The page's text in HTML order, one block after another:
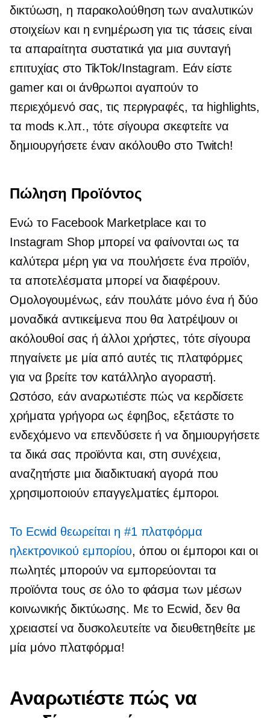
δικτύωση, η παρακολούθηση των αναλυτικών
στοιχείων και η ενημέρωση για τις τάσεις είναι
τα απαραίτητα συστατικά για μια συνταγή
επιτυχίας στο TikTok/Instagram. Εάν είστε
gamer και οι άνθρωποι αγαπούν το
περιεχόμενό σας, τις περιγραφές, τα highlights,
τα mods κ.λπ., τότε σίγουρα σκεφτείτε να
δημιουργήσετε έναν ακόλουθο στο Twitch!
Πώληση Προϊόντος
Ενώ το Facebook Marketplace και το
Instagram Shop μπορεί να φαίνονται ως τα
καλύτερα μέρη για να πουλήσετε ένα προϊόν,
τα αποτελέσματα μπορεί να διαφέρουν.
Ομολογουμένως, εάν πουλάτε μόνο ένα ή δύο
μοναδικά αντικείμενα που θα λατρέψουν οι
ακόλουθοί σας ή άλλοι χρήστες, τότε σίγουρα
πηγαίνετε με μία από αυτές τις πλατφόρμες
για να βρείτε τον κατάλληλο αγοραστή.
Ωστόσο, εάν αναρωτιέστε πώς να κερδίσετε
χρήματα γρήγορα ως έφηβος, εξετάστε το
ενδεχόμενο να επενδύσετε ή να δημιουργήσετε
τα δικά σας προϊόντα και, στη συνέχεια,
αναζητήστε μια διαδικτυακή αγορά που
χρησιμοποιούν επαγγελματίες έμποροι.
Το Ecwid θεωρείται η #1 πλατφόρμα
ηλεκτρονικού εμπορίου, όπου οι έμποροι και οι
πωλητές μπορούν να εμπορεύονται τα
προϊόντα τους σε όλο το φάσμα των μέσων
κοινωνικής δικτύωσης. Με το Ecwid, δεν θα
χρειαστεί να δυσκολευτείτε να διευθετηθείτε με
μία μόνο πλατφόρμα!
Αναρωτιέστε πώς να